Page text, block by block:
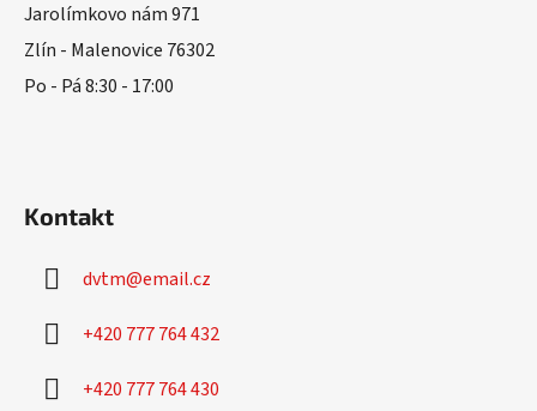
Jarolímkovo nám 971
Zlín - Malenovice 76302
Po - Pá 8:30 - 17:00
Kontakt
dvtm@email.cz
+420 777 764 432
+420 777 764 430